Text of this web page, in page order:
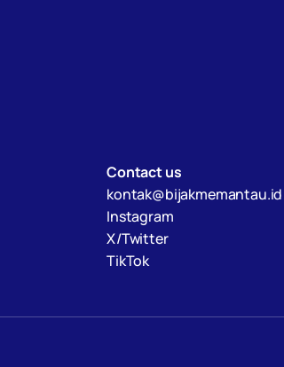
Contact us
kontak@bijakmemantau.id
Instagram
X/Twitter
TikTok